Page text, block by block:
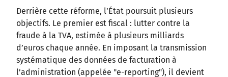
Derrière cette réforme, l’État poursuit plusieurs
objectifs. Le premier est fiscal : lutter contre la
fraude à la TVA, estimée à plusieurs milliards
d’euros chaque année. En imposant la transmission
systématique des données de facturation à
l’administration (appelée "e-reporting"), il devient